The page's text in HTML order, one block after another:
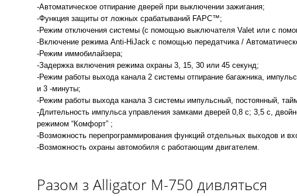
-Автоматическое отпирание дверей при выключении зажигания;
-Функция защиты от ложных срабатываний FAPC™;
-Режим отключения системы (с помощью выключателя Valet или с
-Включение режима Anti-HiJack с помощью передатчика /
-Режим иммобилайзера;
-Задержка включения режима охраны 3, 15, 30 или 45 секунд;
-Режим работы выхода канала 2 системы отпирание багажника,
и 3 -минуты;
-Режим работы выхода канала 3 системы импульсный, постоянный,
-Длительность импульса управления замками дверей 0,8 с; 3,5 с,
режимом “Комфорт” ;
-Возможность перепрограммирования функций отдельных выходов и
-Возможность охраны автомобиля с работающим двигателем.
Разом з Alligator M-750 дивляться